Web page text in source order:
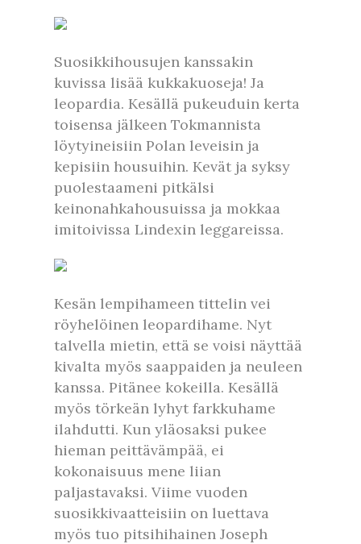
Suosikkihousujen kanssakin
kuvissa lisää kukkakuoseja! Ja
leopardia. Kesällä pukeuduin kerta
toisensa jälkeen Tokmannista
löytyineisiin Polan leveisin ja
kepisiin housuihin. Kevät ja syksy
puolestaameni pitkälsi
keinonahkahousuissa ja mokkaa
imitoivissa Lindexin leggareissa.
Kesän lempihameen tittelin vei
röyhelöinen leopardihame. Nyt
talvella mietin, että se voisi näyttää
kivalta myös saappaiden ja neuleen
kanssa. Pitänee kokeilla. Kesällä
myös törkeän lyhyt farkkuhame
ilahdutti. Kun yläosaksi pukee
hieman peittävämpää, ei
kokonaisuus mene liian
paljastavaksi. Viime vuoden
suosikkivaatteisiin on luettava
myös tuo pitsihihainen Joseph